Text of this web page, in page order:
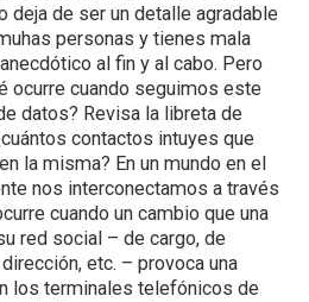
deja de ser un detalle agradable
personas y tienes mala
al fin y al cabo. Pero
ocurre cuando seguimos este
datos? Revisa la libreta de
contactos intuyes que
la misma? En un mundo en el
nos interconectamos a través
cuando un cambio que una
red social – de cargo, de
etc. – provoca una
los terminales telefónicos de